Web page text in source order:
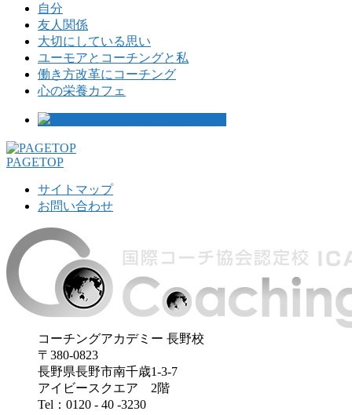
自分
友人関係
大切にしている思い
ユーモアとコーチングと私
働き方改革にコーチング
心の栄養カフェ
PAGETOP
サイトマップ
お問い合わせ
コーチングアカデミー 長野校
〒380-0823
長野県長野市南千歳1-3-7
アイビースクエア 2階
Tel：0120 - 40 -3230